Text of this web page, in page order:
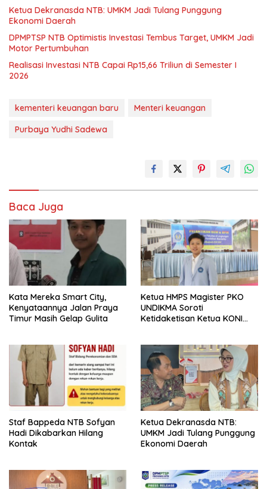
Ketua Dekranasda NTB: UMKM Jadi Tulang Punggung
Ekonomi Daerah
DPMPTSP NTB Optimistis Investasi Tembus Target, UMKM Jadi
Motor Pertumbuhan
Realisasi Investasi NTB Capai Rp15,66 Triliun di Semester I
2026
kementeri keuangan baru
Menteri keuangan
Purbaya Yudhi Sadewa
Baca Juga
Kata Mereka Smart City,
Kenyataannya Jalan Praya
Timur Masih Gelap Gulita
Ketua HMPS Magister PKO
UNDIKMA Soroti
Ketidaketisan Ketua KONI
Arena Kepentingan Sesaat
Staf Bappeda NTB Sofyan
Hadi Dikabarkan Hilang
Kontak
Ketua Dekranasda NTB:
UMKM Jadi Tulang Punggung
Ekonomi Daerah